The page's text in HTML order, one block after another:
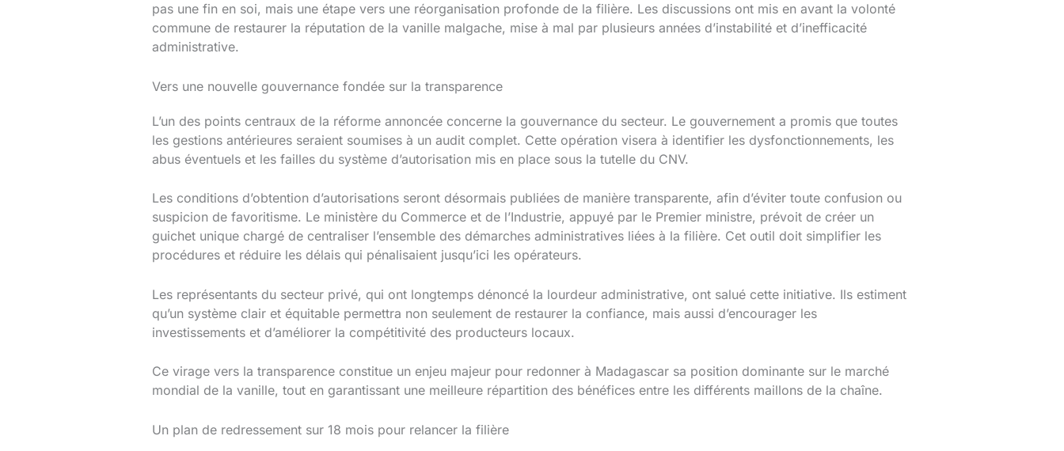
pas une fin en soi, mais une étape vers une réorganisation profonde de la filière. Les discussions ont mis en avant la volonté
commune de restaurer la réputation de la vanille malgache, mise à mal par plusieurs années d’instabilité et d’inefficacité
administrative.
Vers une nouvelle gouvernance fondée sur la transparence
L’un des points centraux de la réforme annoncée concerne la gouvernance du secteur. Le gouvernement a promis que toutes
les gestions antérieures seraient soumises à un audit complet. Cette opération visera à identifier les dysfonctionnements, les
abus éventuels et les failles du système d’autorisation mis en place sous la tutelle du CNV.
Les conditions d’obtention d’autorisations seront désormais publiées de manière transparente, afin d’éviter toute confusion ou
suspicion de favoritisme. Le ministère du Commerce et de l’Industrie, appuyé par le Premier ministre, prévoit de créer un
guichet unique chargé de centraliser l’ensemble des démarches administratives liées à la filière. Cet outil doit simplifier les
procédures et réduire les délais qui pénalisaient jusqu’ici les opérateurs.
Les représentants du secteur privé, qui ont longtemps dénoncé la lourdeur administrative, ont salué cette initiative. Ils estiment
qu’un système clair et équitable permettra non seulement de restaurer la confiance, mais aussi d’encourager les
investissements et d’améliorer la compétitivité des producteurs locaux.
Ce virage vers la transparence constitue un enjeu majeur pour redonner à Madagascar sa position dominante sur le marché
mondial de la vanille, tout en garantissant une meilleure répartition des bénéfices entre les différents maillons de la chaîne.
Un plan de redressement sur 18 mois pour relancer la filière